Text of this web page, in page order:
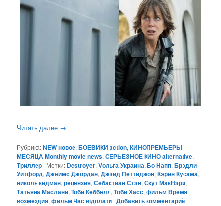
Читать далее →
Рубрика:NEW новое,БОЕВИКИ action,КИНОПРЕМЬЕРЫ
МЕСЯЦА Monthly movie news,СЕРЬЕЗНОЕ КИНО alternative,
Триллер | Метки: Destroyer,Vольга Украина,Бо Напп,Брэдли
Уитфорд,Джеймс Джордан,Джэйд Петтиджон,Кэрин Кусама,
николь кидман,рецензия,Себастиан Стэн,Скут МакНэри,
Татьяна Маслани,Тоби Кеббелл,Тоби Хасс,фильм Время
возмездия,фильм Час відплати |Добавить комментарий